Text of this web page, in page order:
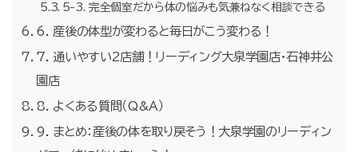
5-3. 完全個室だから体の悩みも気兼ねなく相談できる
6. 産後の体型が変わると毎日がこう変わる！
7. 通いやすい2店舗！リーディング大泉学園店・石神井公
園店
8. よくある質問（Q&A）
9. まとめ：産後の体を取り戻そう！大泉学園のリーディン